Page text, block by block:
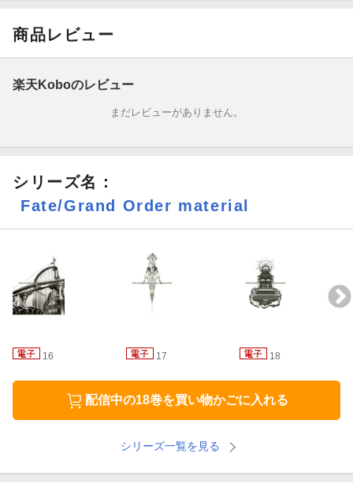
商品レビュー
楽天Koboのレビュー
まだレビューがありません。
シリーズ名：
Fate/Grand Order material
16 17 18
配信中の18巻を買い物かごに入れる
シリーズ一覧を見る